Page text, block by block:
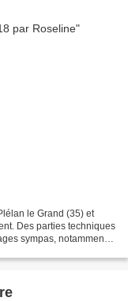
le Grand (35) et
Des parties techniques
sympas, notamment